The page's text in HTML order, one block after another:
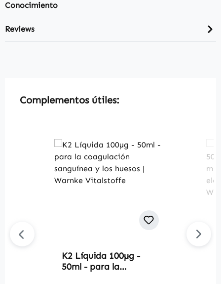
Conocimiento
Reviews
Skip product gallery
Complementos útiles:
K2 Líquida 100µg -
50ml - para la